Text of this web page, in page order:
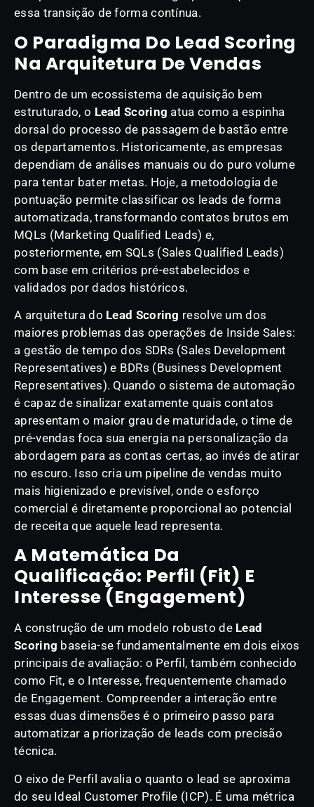
essa transição de forma contínua.
O Paradigma Do Lead Scoring
Na Arquitetura De Vendas
Dentro de um ecossistema de aquisição bem
estruturado, o Lead Scoring atua como a espinha
dorsal do processo de passagem de bastão entre
os departamentos. Historicamente, as empresas
dependiam de análises manuais ou do puro volume
para tentar bater metas. Hoje, a metodologia de
pontuação permite classificar os leads de forma
automatizada, transformando contatos brutos em
MQLs (Marketing Qualified Leads) e,
posteriormente, em SQLs (Sales Qualified Leads)
com base em critérios pré-estabelecidos e
validados por dados históricos.
A arquitetura do Lead Scoring resolve um dos
maiores problemas das operações de Inside Sales:
a gestão de tempo dos SDRs (Sales Development
Representatives) e BDRs (Business Development
Representatives). Quando o sistema de automação
é capaz de sinalizar exatamente quais contatos
apresentam o maior grau de maturidade, o time de
pré-vendas foca sua energia na personalização da
abordagem para as contas certas, ao invés de atirar
no escuro. Isso cria um pipeline de vendas muito
mais higienizado e previsível, onde o esforço
comercial é diretamente proporcional ao potencial
de receita que aquele lead representa.
A Matemática Da
Qualificação: Perfil (Fit) E
Interesse (Engagement)
A construção de um modelo robusto de Lead
Scoring baseia-se fundamentalmente em dois eixos
principais de avaliação: o Perfil, também conhecido
como Fit, e o Interesse, frequentemente chamado
de Engagement. Compreender a interação entre
essas duas dimensões é o primeiro passo para
automatizar a priorização de leads com precisão
técnica.
O eixo de Perfil avalia o quanto o lead se aproxima
do seu Ideal Customer Profile (ICP). É uma métrica